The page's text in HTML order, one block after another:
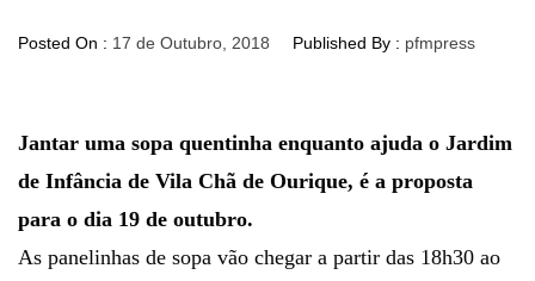
Posted On : 17 de Outubro, 2018 Published By : pfmpress
Jantar uma sopa quentinha enquanto ajuda o Jardim
de Infância de Vila Chã de Ourique, é a proposta
para o dia 19 de outubro.
As panelinhas de sopa vão chegar a partir das 18h30 ao